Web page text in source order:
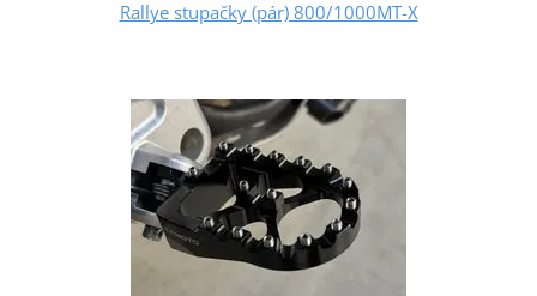
Rallye stupačky (pár) 800/1000MT-X